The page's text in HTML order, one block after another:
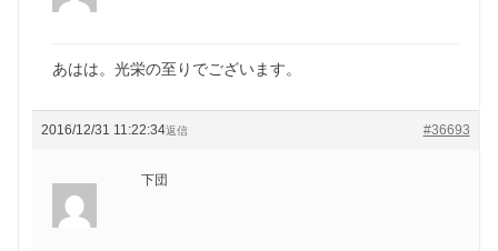
あはは。光栄の至りでございます。
2016/12/31 11:22:34 #36693
返信
下団